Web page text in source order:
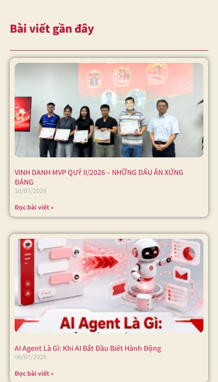
Bài viết gần đây
VINH DANH MVP QUÝ II/2026 – NHỮNG DẤU ẤN XỨNG
ĐÁNG
10/07/2026
Đọc bài viết »
AI Agent Là Gì: Khi AI Bắt Đầu Biết Hành Động
06/07/2026
Đọc bài viết »